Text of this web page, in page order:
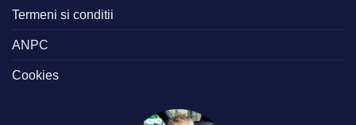
Termeni si conditii
ANPC
Cookies